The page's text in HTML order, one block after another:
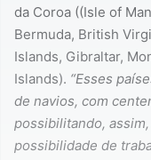
da Coroa ((Isle of
Bermuda, British
Islands, Gibraltar,
Islands). “Esses
de navios, com
possibilitando,
possibilidade de